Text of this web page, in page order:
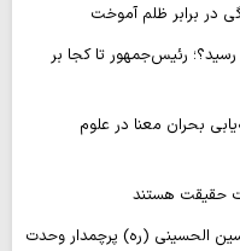
در برابر ظلم آموخت
شکل گرفت و به ۵۰ ایالت رسید؟؛ رئیس‌جمهور تا کجا بر
بحران معنا در علوم
حقیقت هستند
الحسینی (ره) پرچمدار وحدت